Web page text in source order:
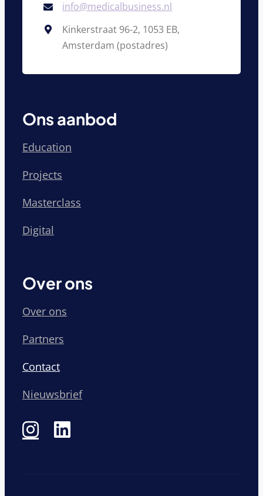
info@medicalbusiness.nl
Kinkerstraat 96-2, 1053 EB,
Amsterdam (postadres)
Ons aanbod
Education
Projects
Masterclass
Digital
Over ons
Over ons
Partners
Contact
Nieuwsbrief